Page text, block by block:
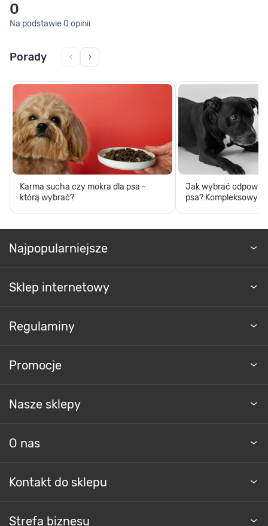
0
Na podstawie 0 opinii
Porady
Karma sucha czy mokra dla psa -
którą wybrać?
Jak wybrać
psa? Kompleksowy
Najpopularniejsze
Sklep internetowy
Regulaminy
Promocje
Nasze sklepy
O nas
Kontakt do sklepu
Strefa biznesu